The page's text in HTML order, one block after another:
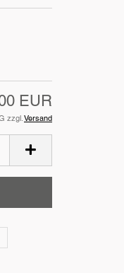
EUR
zzgl.Versand